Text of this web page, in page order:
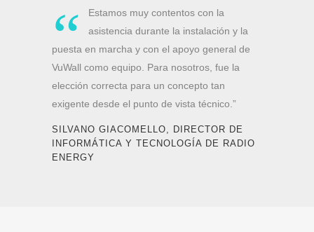
“
Estamos muy contentos con la
asistencia durante la instalación y la
puesta en marcha y con el apoyo general de
VuWall como equipo. Para nosotros, fue la
elección correcta para un concepto tan
exigente desde el punto de vista técnico.”
SILVANO GIACOMELLO, DIRECTOR DE
INFORMÁTICA Y TECNOLOGÍA DE RADIO
ENERGY